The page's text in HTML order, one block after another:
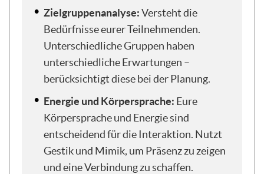
digitalen Treffen, dass wir halt nicht alle
nach Berlin oder Neustrelitz kommen
müssen, sondern ganz gemütlich von zu
Hause oder vom Büro aus uns zuschalten
können und uns gemeinsam mit dem
Thema Online-Moderation
Ich wurde gerade schon vorgestellt, das
klingt immer ganz furchtbar, wenn man
irgendwo sitzt und jemand anders einen so
vorstellt. Es klingt gar nicht so, wie man
Zielgruppenanalyse:Versteht die
Bedürfnisse eurer Teilnehmenden.
Unterschiedliche Gruppen haben
unterschiedliche Erwartungen –
berücksichtigt diese bei der Planung.
Energie und Körpersprache: Eure
Körpersprache und Energie sind
entscheidend für die Interaktion. Nutzt
Gestik und Mimik, um Präsenz zu zeigen
und eine Verbindung zu schaffen.